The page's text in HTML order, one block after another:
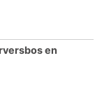
en